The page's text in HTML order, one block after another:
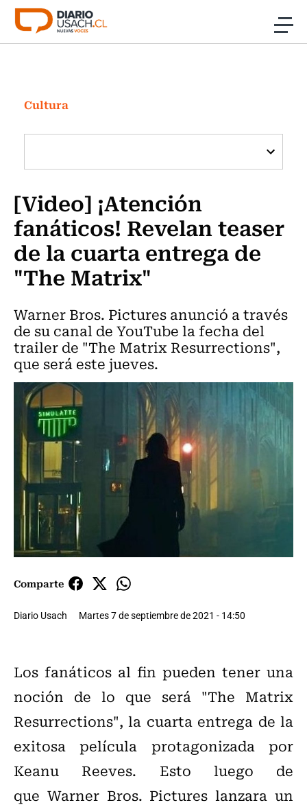
Click acá para ir directamente al contenido
Investigación
Cultura
Programas Radio y TV Usach
Cultura
[Video] ¡Atención
fanáticos! Revelan teaser
de la cuarta entrega de
"The Matrix"
Warner Bros. Pictures anunció a través
de su canal de YouTube la fecha del
trailer de "The Matrix Resurrections",
que será este jueves.
Comparte
Diario Usach Martes 7 de septiembre de 2021 - 14:50
Los fanáticos al fin pueden tener una
noción de lo que será "The Matrix
Resurrections", la cuarta entrega de la
exitosa película protagonizada por
Keanu Reeves. Esto luego de
que Warner Bros. Pictures lanzara un